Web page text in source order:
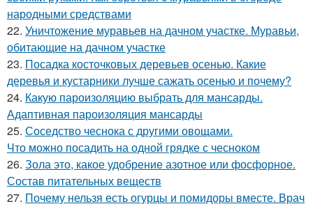
народными средствами
22. Уничтожение муравьев на дачном участке. Муравьи,
обитающие на дачном участке
23. Посадка косточковых деревьев осенью. Какие
деревья и кустарники лучше сажать осенью и почему?
24. Какую пароизоляцию выбрать для мансарды.
Адаптивная пароизоляция мансарды
25. Соседство чеснока с другими овощами.
Что можно посадить на одной грядке с чесноком
26. Зола это, какое удобрение азотное или фосфорное.
Состав питательных веществ
27. Почему нельзя есть огурцы и помидоры вместе. Врач